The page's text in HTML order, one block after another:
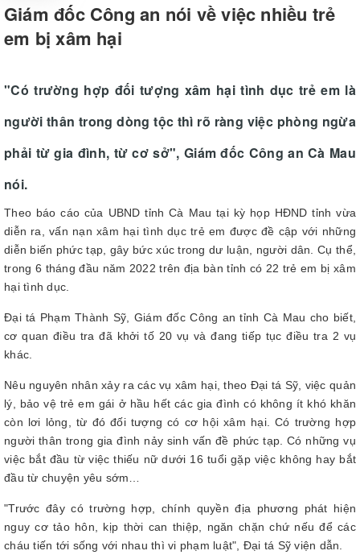
Giám đốc Công an nói về việc nhiều trẻ
em bị xâm hại
"Có trường hợp đối tượng xâm hại tình dục trẻ em là
người thân trong dòng tộc thì rõ ràng việc phòng ngừa
phải từ gia đình, từ cơ sở", Giám đốc Công an Cà Mau
nói.
Theo báo cáo của UBND tỉnh Cà Mau tại kỳ họp HĐND tỉnh vừa
diễn ra, vấn nạn xâm hại tình dục trẻ em được đề cập với những
diễn biến phức tạp, gây bức xúc trong dư luận, người dân. Cụ thể,
trong 6 tháng đầu năm 2022 trên địa bàn tỉnh có 22 trẻ em bị xâm
hại tình dục.
Đại tá Phạm Thành Sỹ, Giám đốc Công an tỉnh Cà Mau cho biết,
cơ quan điều tra đã khởi tố 20 vụ và đang tiếp tục điều tra 2 vụ
khác.
Nêu nguyên nhân xảy ra các vụ xâm hại, theo Đại tá Sỹ, việc quản
lý, bảo vệ trẻ em gái ở hầu hết các gia đình có không ít khó khăn
còn lơi lỏng, từ đó đối tượng có cơ hội xâm hại. Có trường hợp
người thân trong gia đình nảy sinh vấn đề phức tạp. Có những vụ
việc bắt đầu từ việc thiếu nữ dưới 16 tuổi gặp việc không hay bắt
đầu từ chuyện yêu sớm…
"Trước đây có trường hợp, chính quyền địa phương phát hiện
nguy cơ tảo hôn, kịp thời can thiệp, ngăn chặn chứ nếu để các
cháu tiến tới sống với nhau thì vi phạm luật", Đại tá Sỹ viện dẫn.